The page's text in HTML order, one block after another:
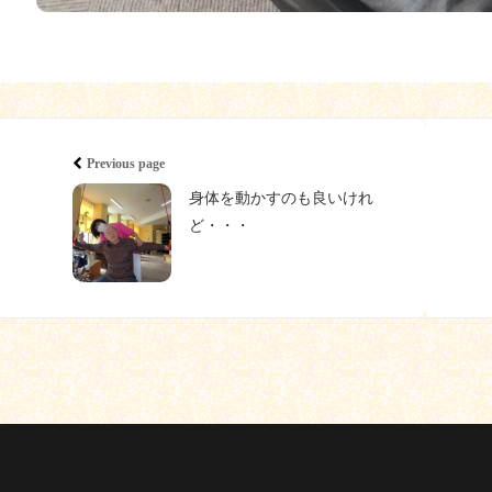
Previous page
身体を動かすのも良いけれ
ど・・・